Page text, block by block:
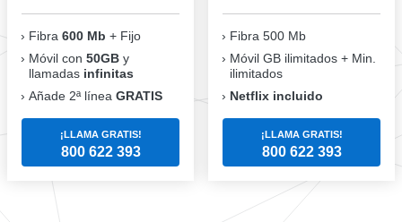
Fibra 600 Mb + Fijo
Móvil con 50GB y
llamadas infinitas
Añade 2ª línea GRATIS
¡LLAMA GRATIS!
800 622 393
Fibra 500 Mb
Móvil GB ilimitados + Min.
ilimitados
Netflix incluido
¡LLAMA GRATIS!
800 622 393